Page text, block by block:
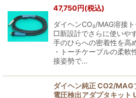
47,750円(税込)
ダイヘンCO₂/MAG溶接
□新設計でさらに使いや
手のひらへの密着性を高
・トーチケーブルの柔軟
接姿勢で…
ダイヘン純正 CO2/MAG
電圧検出アダプタキッ